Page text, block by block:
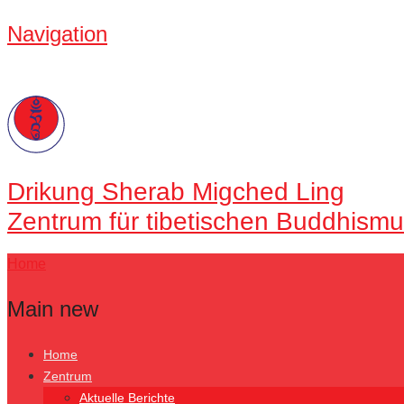
Navigation
Drikung Sherab Migched Ling
Zentrum für tibetischen
Home
Main new
Home
Zentrum
Aktuelle Berichte